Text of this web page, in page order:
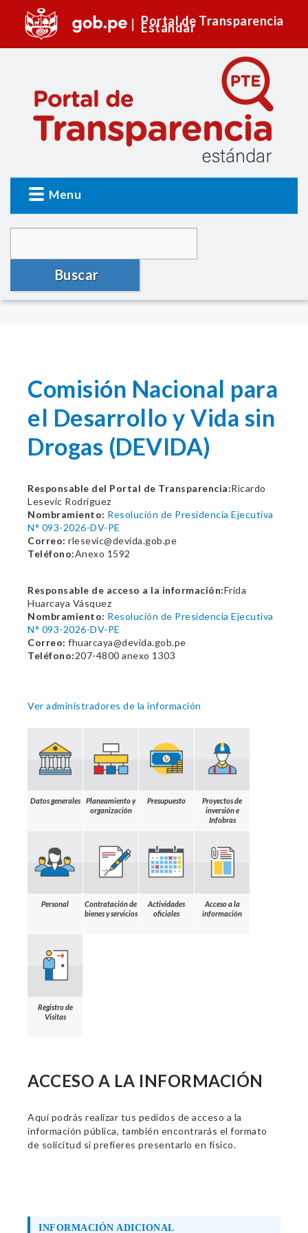
Portal de Transparencia
Estándar
Menu
Buscar
Comisión Nacional para
el Desarrollo y Vida sin
Drogas (DEVIDA)
Responsable del Portal de Transparencia:Ricardo
Lesevic Rodriguez
Nombramiento: Resolución de Presidencia Ejecutiva
N° 093-2026-DV-PE
Correo: rlesevic@devida.gob.pe
Teléfono:Anexo 1592
Responsable de acceso a la información:Frida
Huarcaya Vásquez
Nombramiento: Resolución de Presidencia Ejecutiva
N° 093-2026-DV-PE
Correo: fhuarcaya@devida.gob.pe
Teléfono:207-4800 anexo 1303
Ver administradores de la información
Datos generales
Planeamiento y
organización
Presupuesto
Proyectos de
inversión e
Infobras
Personal
Contratación de
bienes y servicios
Actividades
oficiales
Acceso a la
información
Registro de
Visitas
ACCESO A LA INFORMACIÓN
Aquí podrás realizar tus pedidos de acceso a la
información pública, también encontrarás el formato
de solicitud si prefieres presentarlo en físico.
INFORMACIÓN ADICIONAL